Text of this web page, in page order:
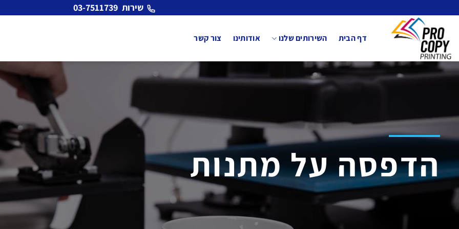
to
content
שירות 03-7511739
דף הבית השירותים שלנו אודותינו צור קשר
הדפסה על מתנות